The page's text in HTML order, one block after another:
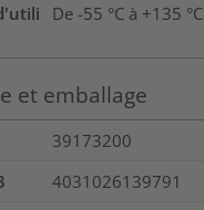
De -55 °C à +135 °C
et emballage
39173200
4031026139791